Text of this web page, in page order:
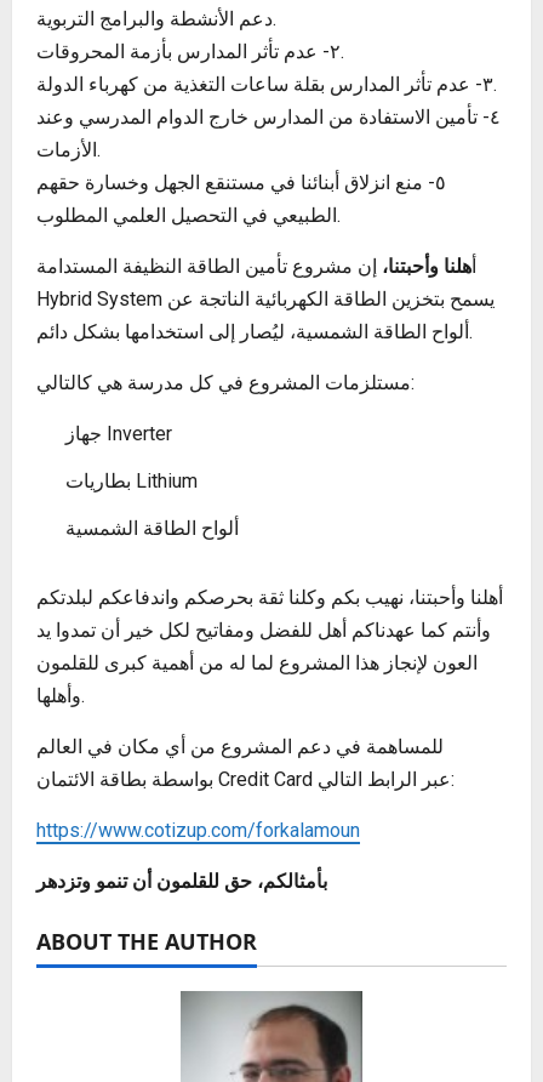
دعم الأنشطة والبرامج التربوية.
٢- عدم تأثر المدارس بأزمة المحروقات.
٣- عدم تأثر المدارس بقلة ساعات التغذية من كهرباء الدولة.
٤- تأمين الاستفادة من المدارس خارج الدوام المدرسي وعند
الأزمات.
٥- منع انزلاق أبنائنا في مستنقع الجهل وخسارة حقهم
الطبيعي في التحصيل العلمي المطلوب.
هلنا وأحبتنا، إن مشروع تأمين الطاقة النظيفة المستدامة
Hybrid System يسمح بتخزين الطاقة الكهربائية الناتجة عن
ألواح الطاقة الشمسية، ليُصار إلى استخدامها بشكل دائم.
مستلزمات المشروع في كل مدرسة هي كالتالي:
جهاز Inverter
‏بطاريات Lithium
ألواح الطاقة الشمسية
أهلنا وأحبتنا، نهيب بكم وكلنا ثقة بحرصكم واندفاعكم لبلدتكم
وأنتم كما عهدناكم أهل للفضل ومفاتيح لكل خير أن تمدوا يد
العون لإنجاز هذا المشروع لما له من أهمية كبرى للقلمون
وأهلها.
للمساهمة في دعم المشروع من أي مكان في العالم
بواسطة بطاقة الائتمان Credit Card عبر الرابط التالي:
https://www.cotizup.com/forkalamoun
بأمثالكم، حق للقلمون أن تنمو وتزدهر
ABOUT THE AUTHOR